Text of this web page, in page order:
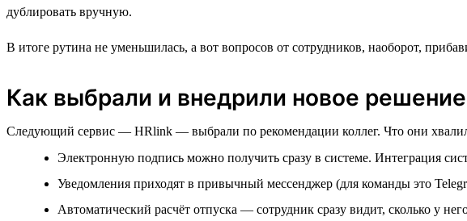
дублировать вручную.
В итоге рутина не уменьшилась, а вот вопросов от сотрудников, наоборот,
Как выбрали и внедрили новое решение
Следующий сервис — HRlink — выбрали по рекомендации коллег. Что они
Электронную подпись можно получить сразу в системе. Интеграция
Уведомления приходят в привычный мессенджер (для команды это
Автоматический расчёт отпуска — сотрудник сразу видит, сколько у